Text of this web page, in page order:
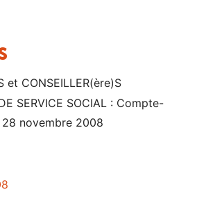
et CONSEILLER(ère)S
SERVICE SOCIAL : Compte-
novembre 2008